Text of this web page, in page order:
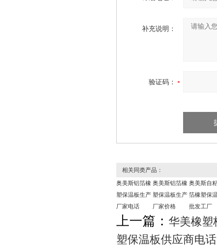
补充说明：
验证码：
相关同类产品：
奥美斯铝箔橡
塑保温板生产
厂家电话
奥美斯铝箔橡
塑保温板生产
厂家价格
奥美斯自
箔橡塑保
批发工厂
上一篇： 华美橡塑
塑保温板供应商电话